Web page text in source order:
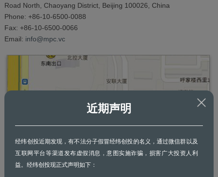
Road North, Chaoyang District, Beijing 100026, China
Phone: +86-10-6500-0088
Fax: +86-10-6500-0066
Email: info@mpc.vc
近期声明
经纬创投近期发现，有不法分子假冒经纬创投的名义，通过微信群以及
互联网平台等渠道发布虚假消息，意图实施诈骗，损害广大投资人利
益。经纬创投现正式声明如下：